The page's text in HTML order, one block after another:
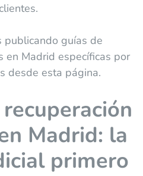
publicando guías de
en Madrid específicas por
desde esta página.
Madrid: la
primero